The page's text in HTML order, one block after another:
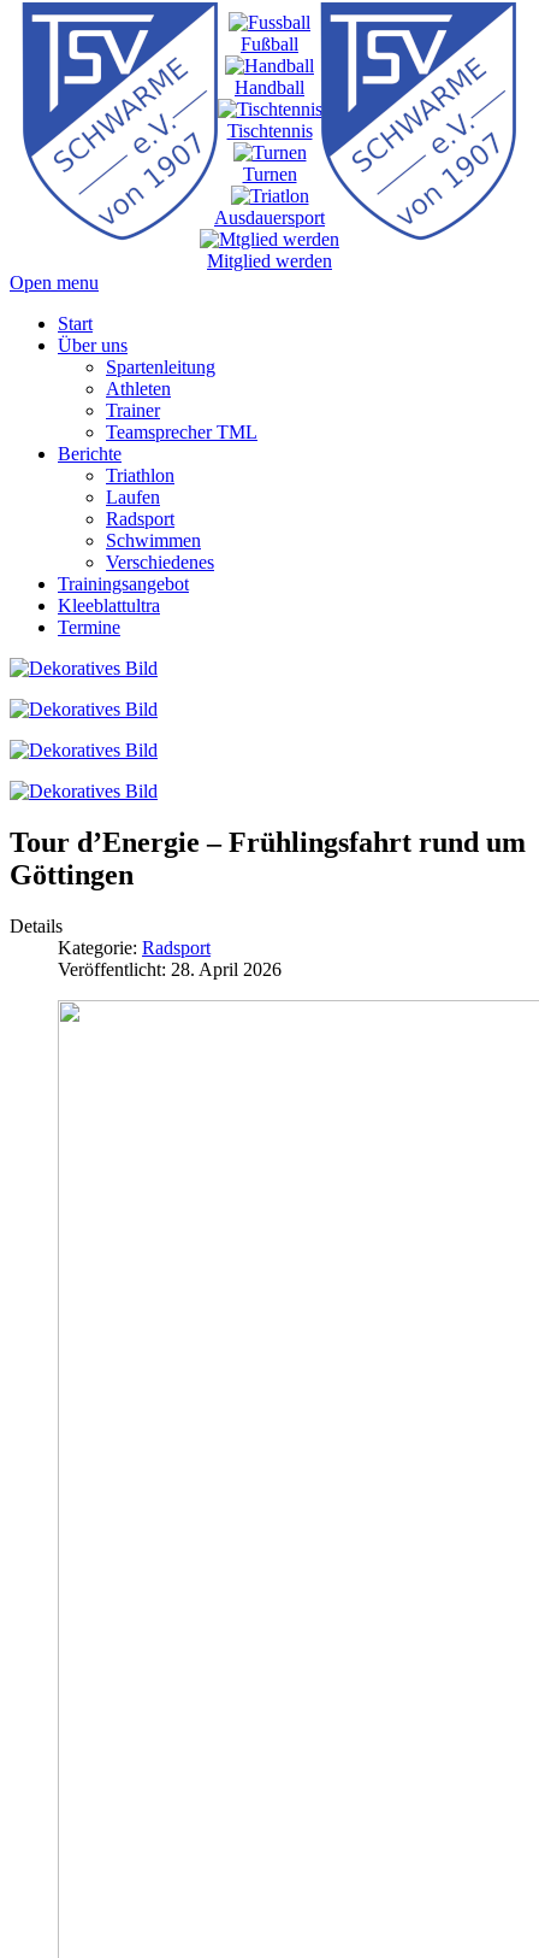
Fußball
Handball
Tischtennis
Turnen
Ausdauersport
Mitglied werden
Open menu
Start
Über uns
Spartenleitung
Athleten
Trainer
Teamsprecher TML
Berichte
Triathlon
Laufen
Radsport
Schwimmen
Verschiedenes
Trainingsangebot
Kleeblattultra
Termine
Tour d’Energie – Frühlingsfahrt rund um
Göttingen
Details
Kategorie: Radsport
Veröffentlicht: 28. April 2026